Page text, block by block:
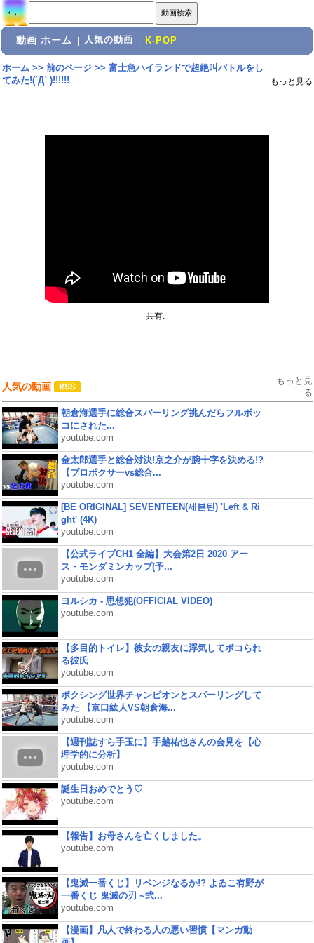
動画 ホーム 人気の動画 K-POP
ホーム>> 前のページ>> 富士急ハイランドで超絶叫バトルをし
てみた!(´Д` )!!!!!!
もっと見る
共有:
人気の動画
もっと見
る
朝倉海選手に総合スパーリング挑んだらフルボッ
コにされた...
youtube.com
金太郎選手と総合対決!京之介が腕十字を決める!?
【プロボクサーvs総合...
youtube.com
[BE ORIGINAL] SEVENTEEN(세븐틴) 'Left & Ri
ght' (4K)
youtube.com
【公式ライブCH1 全編】大会第2日 2020 アー
ス・モンダミンカップ(予...
youtube.com
ヨルシカ - 思想犯(OFFICIAL VIDEO)
youtube.com
【多目的トイレ】彼女の親友に浮気してボコられ
る彼氏
youtube.com
ボクシング世界チャンピオンとスパーリングして
みた 【京口紘人VS朝倉海...
youtube.com
【週刊誌すら手玉に】手越祐也さんの会見を【心
理学的に分析】
youtube.com
誕生日おめでとう♡
youtube.com
【報告】お母さんを亡くしました。
youtube.com
【鬼滅一番くじ】リベンジなるか!? よゐこ有野が
一番くじ 鬼滅の刃 ~弐...
youtube.com
【漫画】凡人で終わる人の悪い習慣【マンガ動